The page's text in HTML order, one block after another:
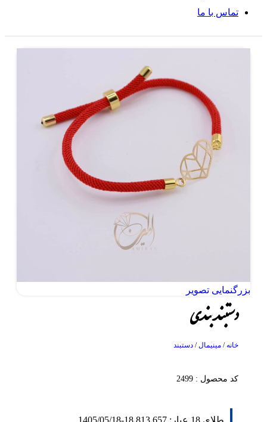
تماس با ما
بزرگنمایی تصویر
دستبند بندی
خانه/ مینیمال/ دستبند
کد محصول : 2499
طلای 18 عیار: 18,813,657
-
1405/05/18